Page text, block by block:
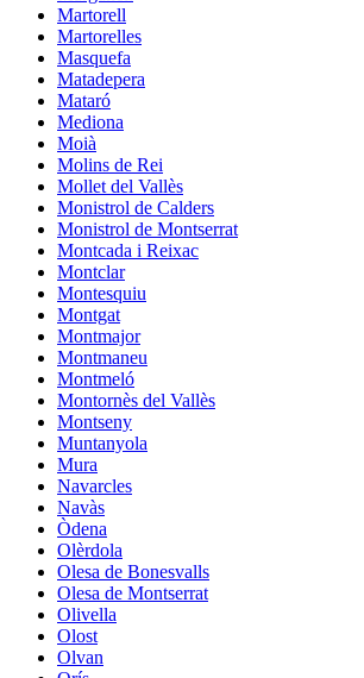
Martorell
Martorelles
Masquefa
Matadepera
Mataró
Mediona
Moià
Molins de Rei
Mollet del Vallès
Monistrol de Calders
Monistrol de Montserrat
Montcada i Reixac
Montclar
Montesquiu
Montgat
Montmajor
Montmaneu
Montmeló
Montornès del Vallès
Montseny
Muntanyola
Mura
Navarcles
Navàs
Òdena
Olèrdola
Olesa de Bonesvalls
Olesa de Montserrat
Olivella
Olost
Olvan